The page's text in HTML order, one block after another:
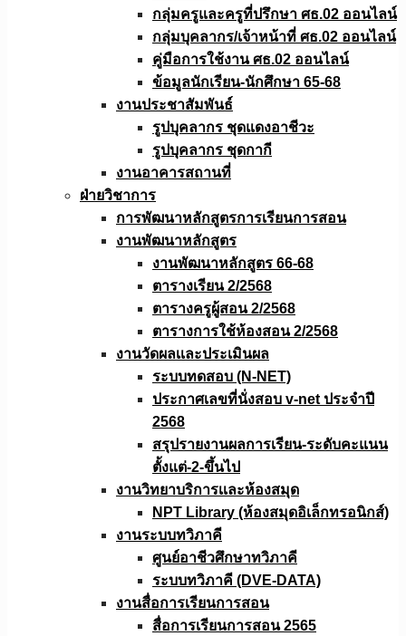
กลุ่มครูและครูที่ปรึกษา ศธ.02 ออนไลน์
กลุ่มบุคลากร/เจ้าหน้าที่ ศธ.02 ออนไลน์
คู่มือการใช้งาน ศธ.02 ออนไลน์
ข้อมูลนักเรียน-นักศึกษา 65-68
งานประชาสัมพันธ์
รูปบุคลากร ชุดแดงอาชีวะ
รูปบุคลากร ชุดกากี
งานอาคารสถานที่
ฝ่ายวิชาการ
การพัฒนาหลักสูตรการเรียนการสอน
งานพัฒนาหลักสูตร
งานพัฒนาหลักสูตร 66-68
ตารางเรียน 2/2568
ตารางครูผู้สอน 2/2568
ตารางการใช้ห้องสอน 2/2568
งานวัดผลเเละประเมินผล
ระบบทดสอบ (N-NET)
ประกาศเลขที่นั่งสอบ v-net ประจำปี
2568
สรุปรายงานผลการเรียน-ระดับคะแนน
ตั้งแต่-2-ขึ้นไป
งานวิทยาบริการเเละห้องสมุด
NPT Library (ห้องสมุดอิเล็กทรอนิกส์)
งานระบบทวิภาคี
ศูนย์อาชีวศึกษาทวิภาคี
ระบบทวิภาคี (DVE-DATA)
งานสื่อการเรียนการสอน
สื่อการเรียนการสอน 2565